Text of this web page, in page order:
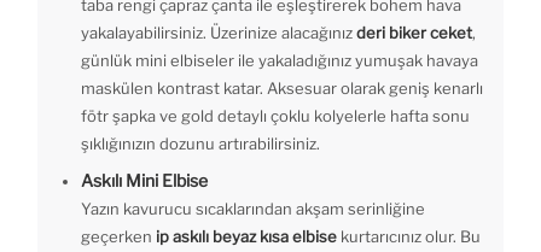
taba rengi çapraz çanta ile eşleştirerek bohem hava
yakalayabilirsiniz. Üzerinize alacağınızderi biker ceket,
günlük mini elbiseler ile yakaladığınız yumuşak havaya
maskülen kontrast katar. Aksesuar olarak geniş kenarlı
fötr şapka ve gold detaylı çoklu kolyelerle hafta sonu
şıklığınızın dozunu artırabilirsiniz.
Askılı Mini Elbise
Yazın kavurucu sıcaklarından akşam serinliğine
geçerken ip askılı beyaz kısa elbise kurtarıcınız olur. Bu